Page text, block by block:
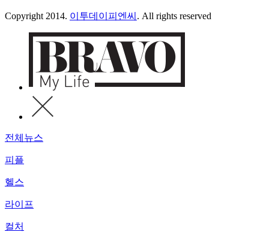
Copyright 2014. 이투데이피엔씨 . All rights reserved
전체뉴스
피플
헬스
라이프
컬처